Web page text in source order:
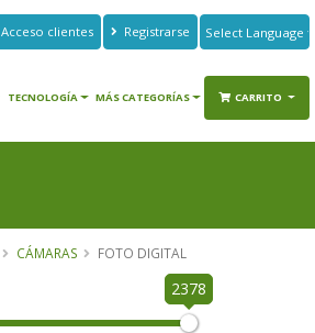
Acceso clientes Registrarse
Translate
TECNOLOGÍA MÁS CATEGORÍAS CARRITO
CÁMARAS FOTO DIGITAL
2378